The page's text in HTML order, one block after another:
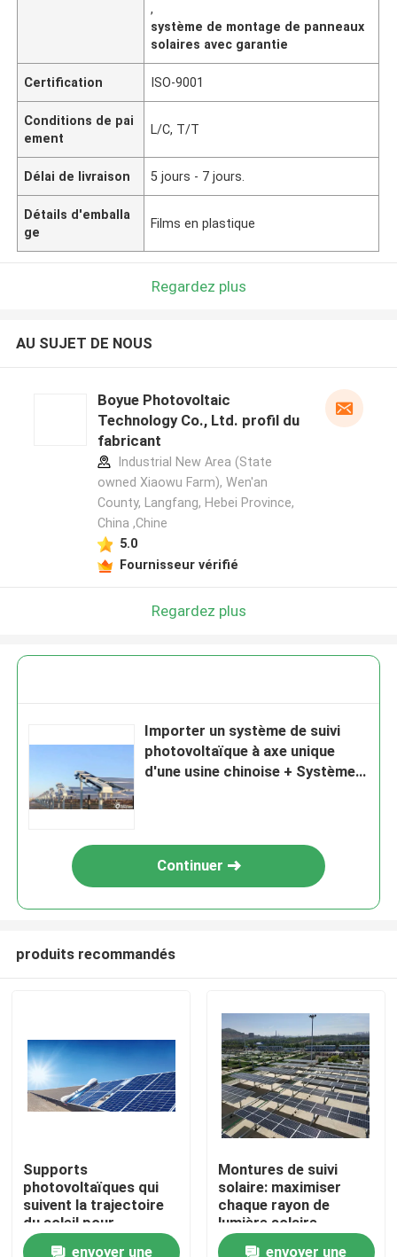
Produits
Vidéos
,
système de montage de panneaux
solaires avec garantie
Certification ISO-9001
Conditions de pai
ement
L/C, T/T
Délai de livraison 5 jours - 7 jours.
Détails d'emballa
ge
Films en plastique
Regardez plus
AU SUJET DE NOUS
Boyue Photovoltaic
Technology Co., Ltd. profil du
fabricant
Industrial New Area (State
owned Xiaowu Farm), Wen'an
County, Langfang, Hebei Province,
China ,Chine
5.0
Fournisseur vérifié
Regardez plus
Importer un système de suivi
photovoltaïque à axe unique
d'une usine chinoise + Système
Continuer
produits recommandés
Supports
photovoltaïques qui
suivent la trajectoire
du soleil pour
augmenter la
envoyer une
Montures de suivi
solaire: maximiser
chaque rayon de
lumière solaire
précision intelligente
envoyer une